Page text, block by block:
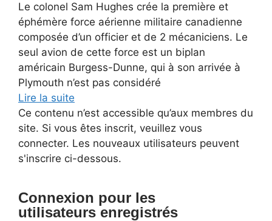
Le colonel Sam Hughes crée la première et
éphémère force aérienne militaire canadienne
composée d’un officier et de 2 mécaniciens. Le
seul avion de cette force est un biplan
américain Burgess-Dunne, qui à son arrivée à
Plymouth n’est pas considéré
Lire la suite
Ce contenu n’est accessible qu’aux membres du
site. Si vous êtes inscrit, veuillez vous
connecter. Les nouveaux utilisateurs peuvent
s'inscrire ci-dessous.
Connexion pour les
utilisateurs enregistrés